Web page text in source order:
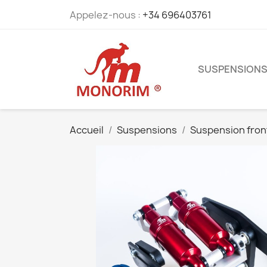
Appelez-nous : +34 696403761
SUSPENSIONS
Accueil Suspensions Suspension